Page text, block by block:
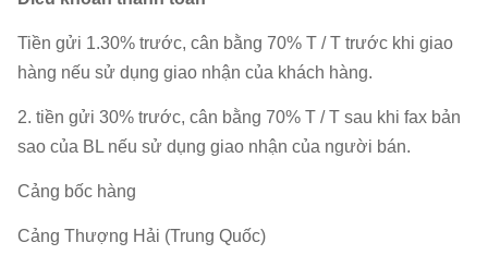
Tiền gửi 1.30% trước, cân bằng 70% T / T trước khi giao
hàng nếu sử dụng giao nhận của khách hàng.
2. tiền gửi 30% trước, cân bằng 70% T / T sau khi fax bản
sao của BL nếu sử dụng giao nhận của người bán.
Cảng bốc hàng
Cảng Thượng Hải (Trung Quốc)